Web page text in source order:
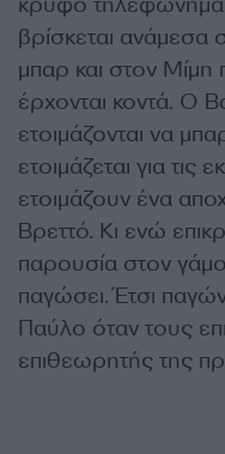
βρίσκεται ανάμεσα
μπαρ και στον Μίμη
έρχονται κοντά. Ο
ετοιμάζονται να
ετοιμάζεται για τις
ετοιμάζουν ένα
Βρεττό. Κι ενώ
παρουσία στον
παγώσει. Έτσι
Παύλο όταν τους
επιθεωρητής της